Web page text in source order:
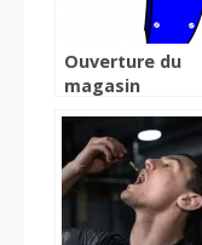
Ouverture du
magasin
d’Audition a
Saint Gratien